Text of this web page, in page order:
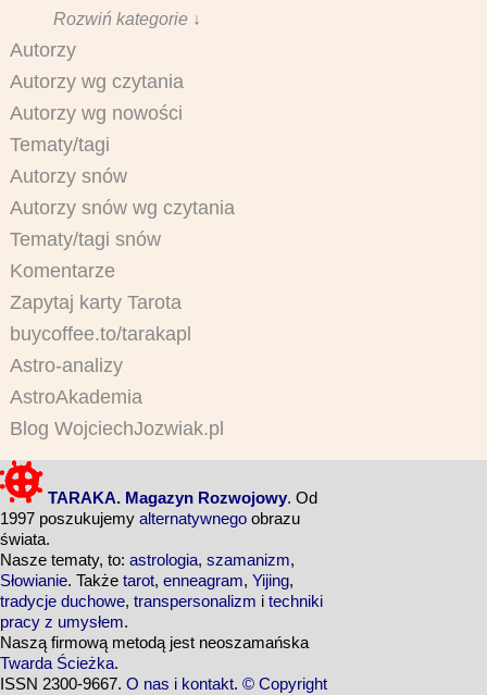
Rozwiń kategorie ↓
Autorzy
Autorzy wg czytania
Autorzy wg nowości
Tematy/tagi
Autorzy snów
Autorzy snów wg czytania
Tematy/tagi snów
Komentarze
Zapytaj karty Tarota
buycoffee.to/tarakapl
Astro-analizy
AstroAkademia
Blog WojciechJozwiak.pl
TARAKA. Magazyn Rozwojowy. Od
1997 poszukujemy alternatywnego obrazu
świata.
Nasze tematy, to: astrologia, szamanizm,
Słowianie. Także tarot, enneagram, Yijing,
tradycje duchowe, transpersonalizm i techniki
pracy z umysłem.
Naszą firmową metodą jest neoszamańska
Twarda Ścieżka.
ISSN 2300-9667. O nas i kontakt. © Copyright